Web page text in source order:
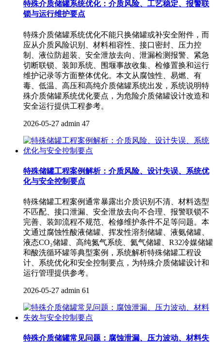
特殊介质储罐系统优化：介质风险、工艺稳定、报警联
锁与运行维护要点
特殊介质储罐系统优化不能只换储罐或补安全附件，而
应从介质风险识别、材料相容性、接口密封、压力控
制、液位防超装、安全泄放去向、泄漏检测报警、紧急
切断联锁、装卸系统、围堰事故收集、检修置换和运行
维护记录等方面整体优化。本文从腐蚀性、易燃、有
毒、低温、高压和高纯介质储罐系统出发，系统说明特
殊介质储罐系统优化要点，为危险介质储罐设计改造和
安全运行提供工程参考。
2026-05-27 admin 47
特殊储罐工程案例解析：介质风险、设计失误、系统优
化与安全控制要点
特殊储罐工程案例通常暴露出介质识别不清、材料选型
不匹配、接口泄漏、安全泄放去向不合理、报警联锁不
完善、装卸流程不规范、检修维护条件不足等问题。本
文通过腐蚀性酸液储罐、挥发性溶剂储罐、液氨储罐、
液态CO₂储罐、高纯氮气系统、氦气储罐、R32冷媒储罐
和酸洗循环罐等典型案例，系统解析特殊储罐工程设
计、系统优化和安全控制要点，为特殊介质储罐设计和
运行管理提供参考。
2026-05-27 admin 61
特殊介质储罐常见问题：腐蚀泄漏、压力波动、材料失